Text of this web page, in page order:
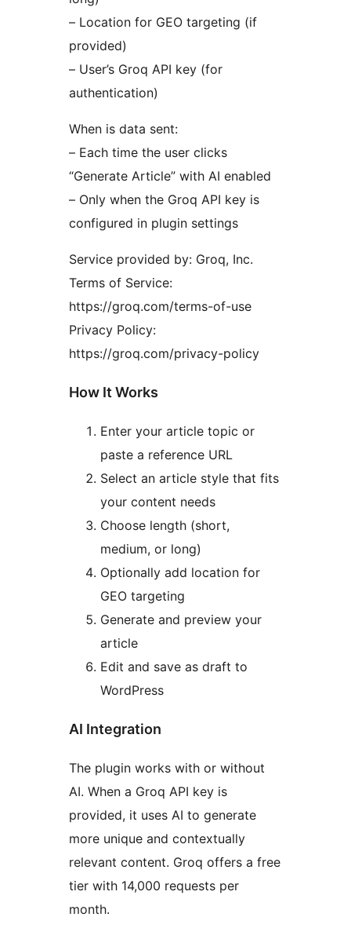
– Location for GEO targeting (if
provided)
– User’s Groq API key (for
authentication)
When is data sent:
– Each time the user clicks
“Generate Article” with AI enabled
– Only when the Groq API key is
configured in plugin settings
Service provided by: Groq, Inc.
Terms of Service:
https://groq.com/terms-of-use
Privacy Policy:
https://groq.com/privacy-policy
How It Works
Enter your article topic or
paste a reference URL
Select an article style that fits
your content needs
Choose length (short,
medium, or long)
Optionally add location for
GEO targeting
Generate and preview your
article
Edit and save as draft to
WordPress
AI Integration
The plugin works with or without
AI. When a Groq API key is
provided, it uses AI to generate
more unique and contextually
relevant content. Groq offers a free
tier with 14,000 requests per
month.